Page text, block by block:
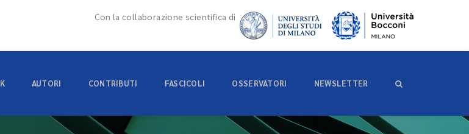
Con la collaborazione scientifica di
AUTORI CONTRIBUTI FASCICOLI OSSERVATORI NEWSLETTER